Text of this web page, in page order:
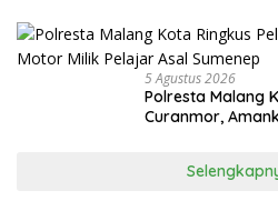
5 Agustus 2026
Polresta Malang
Curanmor,